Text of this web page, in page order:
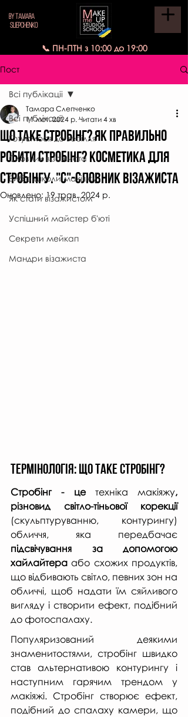
BY TAMARA
SLIEPCHENKO
📞 ПН-ПТН з 10:00 до 19:00
Пост
Всі публікаціі
Готуємося до весілля
Словник візажиста
Вибір школи макіяжу
Як стати візажистом
Успішний майстер б'юті
Секрети мейкап
Мандри візажиста
Всі публікаціі
Що таке стробінг? Як правильно
робити стробінг? Косметика для
стробінгу. "С"-СЛОВНИК ВІЗАЖИСТА
Тамара Слепченко
11 лют. 2024 р. Читати 4 хв
Оновлено:19 трав. 2024 р.
Термінологія: що таке стробінг?
Стробінг - це техніка макіяжу,
різновид світло-тіньової корекції
(скульптуруванню, контурингу)
підсвічування за допомогою
хайлайтера або схожих продуктів,
що відбивають світло, певних зон на
обличчі, щоб надати їм сяйливого
вигляду і створити ефект, подібний
до фотоспалаху.
Популяризований деякими
знаменитостями, стробінг швидко
став альтернативою контурингу і
наступним гарячим трендом у
макіяжі. Стробінг створює ефект,
подібний до спалаху камери, що